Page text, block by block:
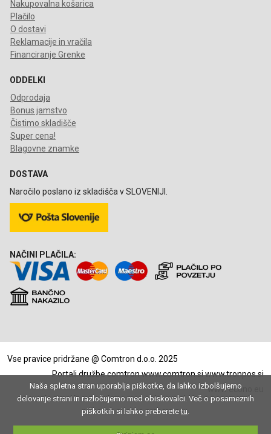
Nakupovalna košarica
Plačilo
O dostavi
Reklamacije in vračila
Financiranje Grenke
ODDELKI
Odprodaja
Bonus jamstvo
Čistimo skladišče
Super cena!
Blagovne znamke
DOSTAVA
Naročilo poslano iz skladišča v SLOVENIJI.
NAČINI PLAČILA:
Vse pravice pridržane @ Comtron d.o.o. 2025
Portali družbe comtronwww.comtron.siwww.tronpos.si
www.econo.eu
Naša spletna stran uporablja piškotke, da lahko izbolšujemo
delovanje strani in razločujemo med obiskovalci. Več o posameznih
piškotkih si lahko preberetetu.